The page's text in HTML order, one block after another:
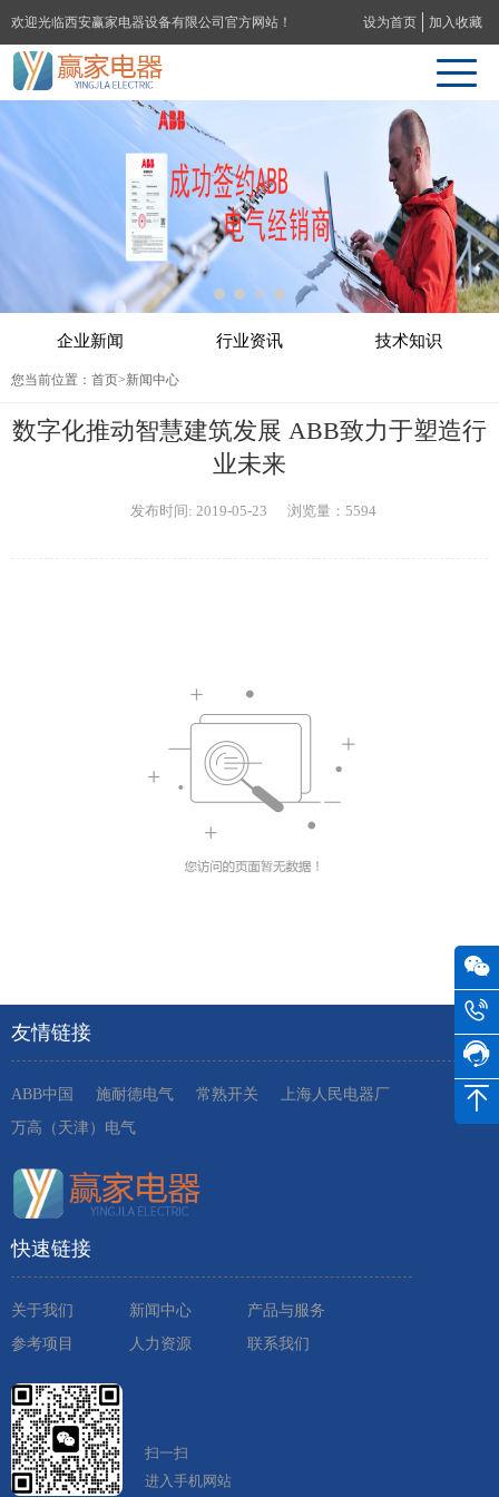
欢迎光临西安赢家电器设备有限公司官方网站！ 设为首页 加入收藏
企业新闻 行业资讯 技术知识
您当前位置： 首页>新闻中心
数字化推动智慧建筑发展 ABB致力于塑造行
业未来
发布时间: 2019-05-23 浏览量：5594
友情链接
ABB中国 施耐德电气 常熟开关
上海人民电器厂
万高（天津）电气
快速链接
关于我们 新闻中心
产品与服务
参考项目
人力资源 联系我们
扫一扫
进入手机网站